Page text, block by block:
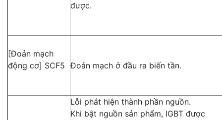
được.
[Đoản mạch
động cơ] SCF5 Đoản mạch ở đầu ra biến tần.
Lỗi phát hiện thành phần nguồn.
Khi bật nguồn sản phẩm, IGBT được